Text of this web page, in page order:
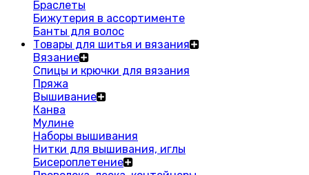
Браслеты
Бижутерия в ассортименте
Банты для волос
Товары для шитья и вязания
Вязание
Спицы и крючки для вязания
Пряжа
Вышивание
Канва
Мулине
Наборы вышивания
Нитки для вышивания, иглы
Бисероплетение